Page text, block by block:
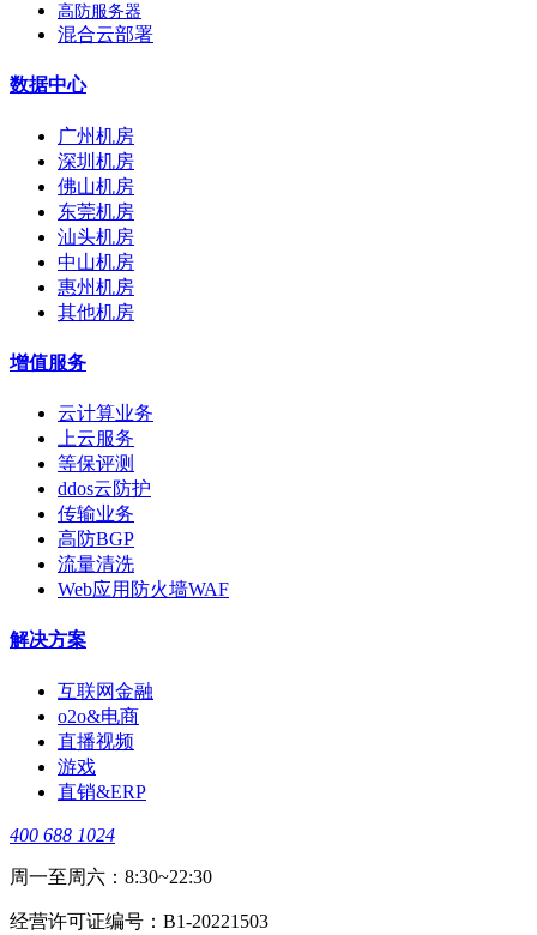
高防服务器
混合云部署
数据中心
广州机房
深圳机房
佛山机房
东莞机房
汕头机房
中山机房
惠州机房
其他机房
增值服务
云计算业务
上云服务
等保评测
ddos云防护
传输业务
高防BGP
流量清洗
Web应用防火墙WAF
解决方案
互联网金融
o2o&电商
直播视频
游戏
直销&ERP
400 688 1024
周一至周六：8:30~22:30
经营许可证编号：B1-20221503